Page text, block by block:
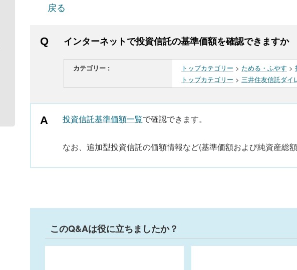
戻る
インターネットで投資信託の基準価額を確認できますか
カテゴリー : トップカテゴリー > ためる・ふやす >
トップカテゴリー > 三井住友信託ダイ
投資信託基準価額一覧で確認できます。
なお、追加型投資信託の価額情報など(基準価額および純資産総
このQ&Aは役に立ちましたか？